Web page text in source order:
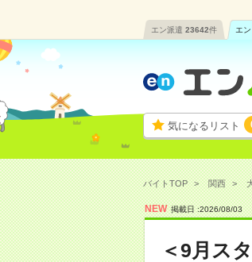
エン派遣 23642件 エ
気になるリスト
バイトTOP 関西
NEW 掲載日 :2026/08/03
＜9月ス